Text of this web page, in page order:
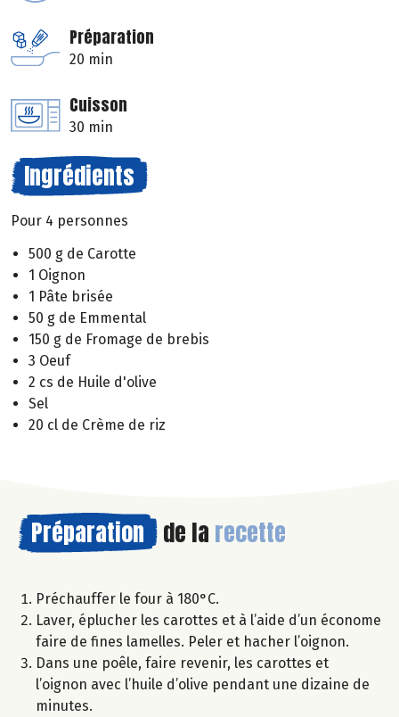
Préparation
20 min
Cuisson
30 min
Ingrédients
Pour 4 personnes
500 g de Carotte
1 Oignon
1 Pâte brisée
50 g de Emmental
150 g de Fromage de brebis
3 Oeuf
2 cs de Huile d'olive
Sel
20 cl de Crème de riz
Préparation de la recette
Préchauffer le four à 180°C.
Laver, éplucher les carottes et à l’aide d’un économe
faire de fines lamelles. Peler et hacher l’oignon.
Dans une poêle, faire revenir, les carottes et
l’oignon avec l’huile d’olive pendant une dizaine de
minutes.